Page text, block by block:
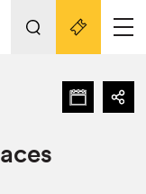
Nos activités